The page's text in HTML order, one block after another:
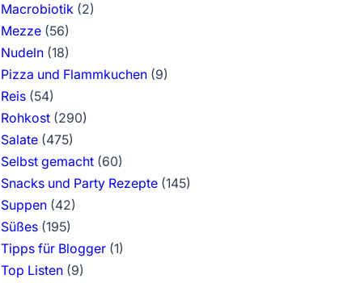
Macrobiotik (2)
Mezze(56)
Nudeln(18)
Pizza und Flammkuchen(9)
Reis(54)
Rohkost(290)
Salate(475)
Selbst gemacht(60)
Snacks und Party Rezepte(145)
Suppen(42)
Süßes(195)
Tipps für Blogger(1)
Top Listen(9)